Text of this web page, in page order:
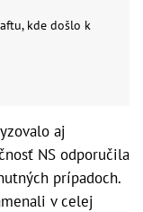
kde došlo k
aj
NS odporučila
prípadoch.
v celej